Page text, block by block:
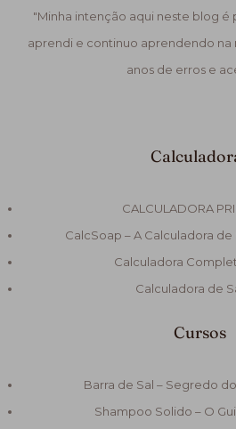
"Minha intenção aqui neste blog é
aprendi e continuo aprendendo na
anos de erros e
CALCULADORA
CalcSoap – A Calculadora
Calculadora
Calculadora de
Cursos
Barra de Sal – Segredo
Shampoo Solido – O